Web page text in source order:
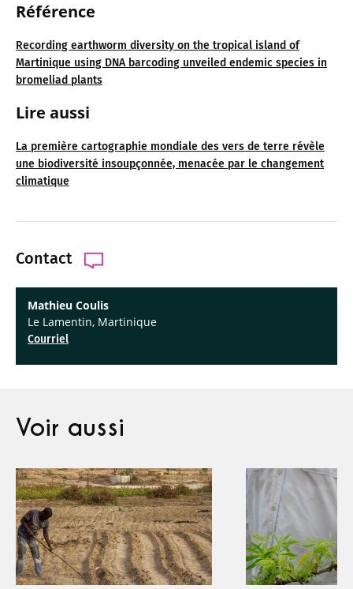
Référence
Recording earthworm diversity on the tropical island of
Martinique using DNA barcoding unveiled endemic species in
bromeliad plants
Lire aussi
La première cartographie mondiale des vers de terre révèle
une biodiversité insoupçonnée, menacée par le changement
climatique
Contact
Mathieu Coulis
Le Lamentin, Martinique
Courriel
Voir aussi